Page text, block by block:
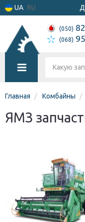
UA RU
(050)
(068)
Главная Комбайны
ЯМЗ